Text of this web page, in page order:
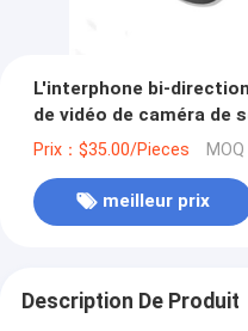
L'interphone bi-
de vidéo de caméra de
de caméra de
Prix：$35.00/Pieces
meilleur prix
Description De Produit